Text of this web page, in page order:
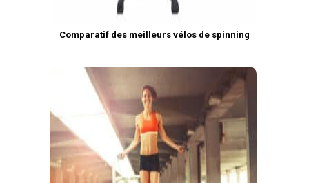
Comparatif des meilleurs vélos de spinning